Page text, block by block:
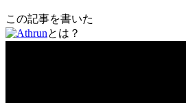
この記事を書いた
とは？